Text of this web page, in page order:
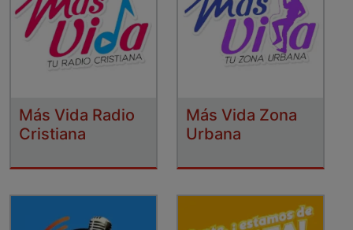
Más Vida Radio
Cristiana
Más Vida Zona
Urbana